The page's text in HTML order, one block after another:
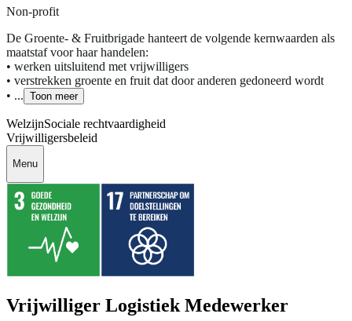
Non-profit
De Groente- & Fruitbrigade hanteert de volgende kernwaarden als
maatstaf voor haar handelen:
• werken uitsluitend met vrijwilligers
• verstrekken groente en fruit dat door anderen gedoneerd wordt
• ... Toon meer
WelzijnSociale rechtvaardigheid
Vrijwilligersbeleid
Menu
Vrijwilliger Logistiek Medewerker